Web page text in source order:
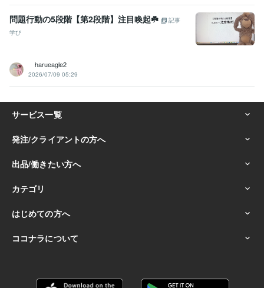
問題行動の5段階【第2段階】注目喚起☘️
記事
学び
harueagle2
2026/07/09 05:29